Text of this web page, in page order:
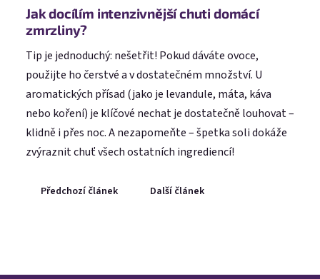
Jak docílím intenzivnější chuti domácí
zmrzliny?
Tip je jednoduchý: nešetřit! Pokud dáváte ovoce,
použijte ho čerstvé a v dostatečném množství. U
aromatických přísad (jako je levandule, máta, káva
nebo koření) je klíčové nechat je dostatečně louhovat –
klidně i přes noc. A nezapomeňte – špetka soli dokáže
zvýraznit chuť všech ostatních ingrediencí!
Předchozí článek Další článek